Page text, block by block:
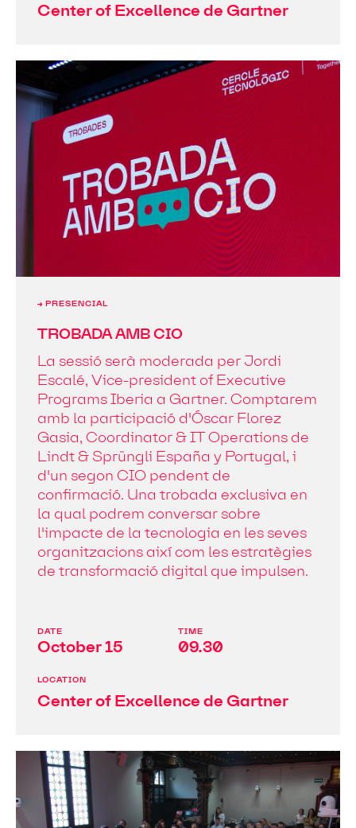
Center of Excellence de Gartner
→ PRESENCIAL
TROBADA AMB CIO
La sessió serà moderada per Jordi
Escalé, Vice-president of Executive
Programs Iberia a Gartner. Comptarem
amb la participació d'Óscar Florez
Gasia, Coordinator & IT Operations de
Lindt & Sprüngli España y Portugal, i
d'un segon CIO pendent de
confirmació. Una trobada exclusiva en
la qual podrem conversar sobre
l'impacte de la tecnologia en les seves
organitzacions així com les estratègies
de transformació digital que impulsen.
DATE TIME
October 15 09.30
LOCATION
Center of Excellence de Gartner